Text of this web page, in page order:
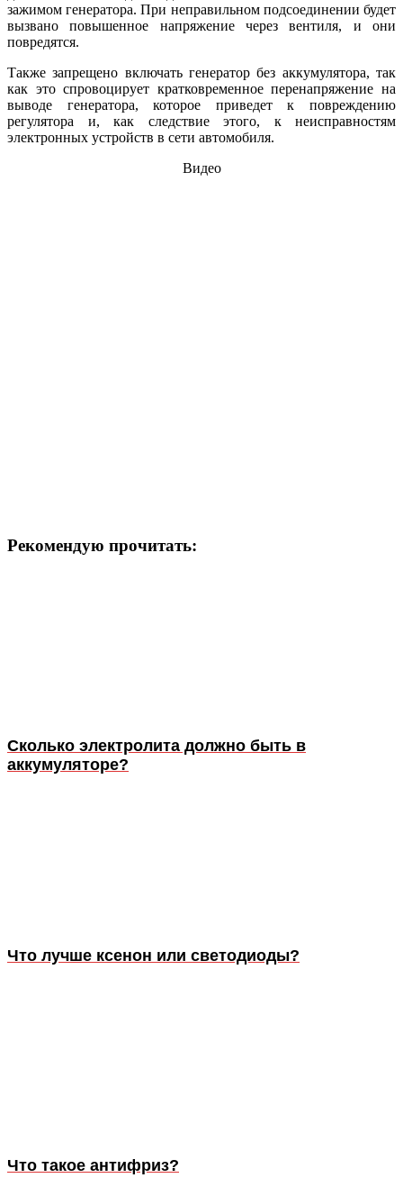
зажимом генератора. При неправильном подсоединении будет
вызвано повышенное напряжение через вентиля, и они
повредятся.
Также запрещено включать генератор без аккумулятора, так
как это спровоцирует кратковременное перенапряжение на
выводе генератора, которое приведет к повреждению
регулятора и, как следствие этого, к неисправностям
электронных устройств в сети автомобиля.
Видео
Рекомендую прочитать:
Сколько электролита должно быть в
аккумуляторе?
Что лучше ксенон или светодиоды?
Что такое антифриз?